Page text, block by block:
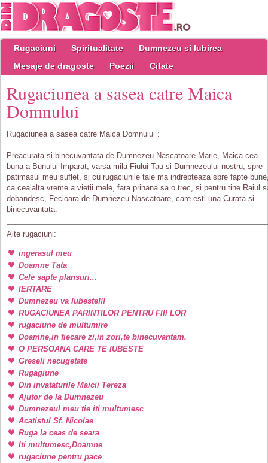
Rugaciuni Spiritualitate
Dumnezeu si Iubirea
Mesaje de dragoste
Poezii Citate
Rugaciunea a sasea catre Maica
Domnului
Rugaciunea a sasea catre Maica Domnului :
Preacurata si binecuvantata de Dumnezeu Nascatoare Marie, Maica cea
buna a Bunului Imparat, varsa mila Fiului Tau si Dumnezeului nostru, spre
patimasul meu suflet, si cu rugaciunile tale ma indrepteaza spre fapte
ca cealalta vreme a vietii mele, fara prihana sa o trec, si pentru tine Raiul
dobandesc, Fecioara de Dumnezeu Nascatoare, care esti una Curata si
binecuvantata.
Alte rugaciuni:
ingerasul meu
Doamne Tata
Cele sapte plansuri...
IERTARE
Dumnezeu va Iubeste!!!
RUGACIUNEA PARINTILOR PENTRU FIII LOR
rugaciune de multumire
Doamne,in fiecare zi,in zori,te binecuvantam.
O PERSOANA CARE TE IUBESTE
Greseli necugetate
Rugagiune
Din invataturile Maicii Tereza
Ajutor de la Dumnezeu
Dumnezeul meu tie iti multumesc
Acatistul Sf. Nicolae
Ruga la ceas de seara
Iti multumesc,Doamne
rugaciune pentru pace